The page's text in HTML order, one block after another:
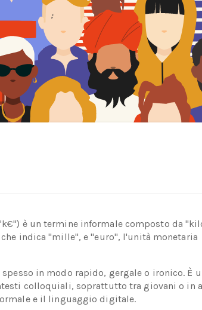
è un termine informale composto da
indica "mille", e "euro", l'unità monetaria
in modo rapido, gergale o ironico. È
colloquiali, soprattutto tra giovani o in
e il linguaggio digitale.